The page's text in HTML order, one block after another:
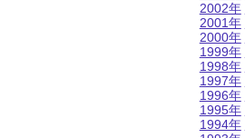
2002年
2001年
2000年
1999年
1998年
1997年
1996年
1995年
1994年